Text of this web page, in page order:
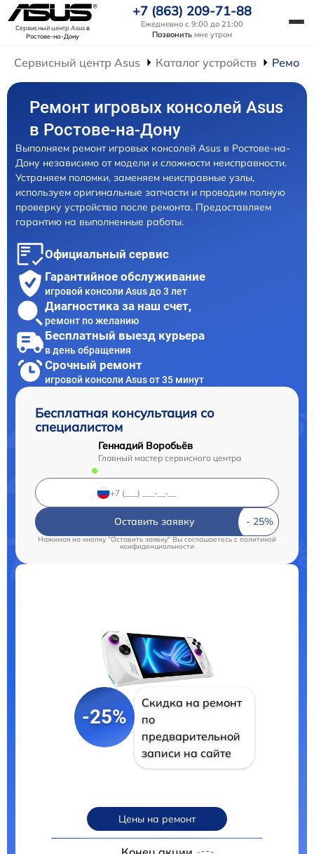
Сервисный центр Asusв
Ростове-на-Дону
+7 (863) 209-71-88
Ежедневно с 9:00 до 21:00
Позвонить мне утром
Сервисный центр Asus Каталог устройств
Ремонт игровых консолей Asus
в Ростове-на-Дону
Выполняем ремонт игровых консолей Asus в Ростове-на-
Дону независимо от модели и сложности неисправности.
Устраняем поломки, заменяем неисправные узлы,
используем оригинальные запчасти и проводим полную
проверку устройства после ремонта. Предоставляем
гарантию на выполненные работы.
Официальный сервис
Гарантийное обслуживание
игровой консоли Asus до 3 лет
Диагностика за наш счет,
ремонт по желанию
Бесплатный выезд курьера
в день обращения
Срочный ремонт
игровой консоли Asus от 35 минут
Бесплатная консультация со
специалистом
Геннадий Воробьёв
Главный мастер сервисного центра
Оставить заявку
Нажимая на кнопку "Оставить заявку" Вы соглашаетесь c политикой
конфиденциальности
-25%
Скидка на ремонт
по
предварительной
записи на сайте
Цены на ремонт